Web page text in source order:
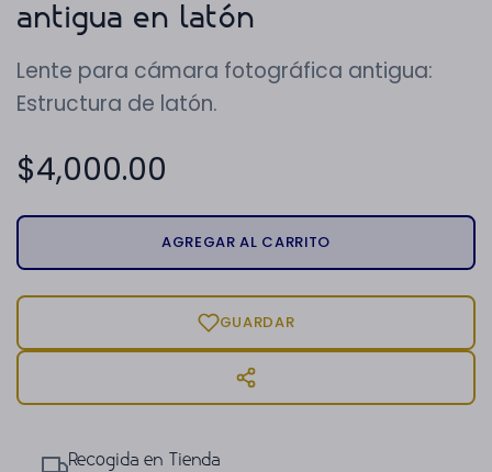
antigua en latón
Lente para cámara fotográfica antigua:
Estructura de latón.
$4,000.00
AGREGAR AL CARRITO
GUARDAR
Recogida en Tienda